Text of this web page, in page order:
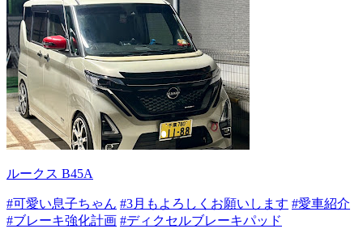
ルークス B45A
#可愛い息子ちゃん #3月もよろしくお願いします #愛車紹介
#ブレーキ強化計画 #ディクセルブレーキパッド